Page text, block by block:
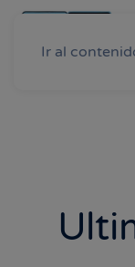
Ir al